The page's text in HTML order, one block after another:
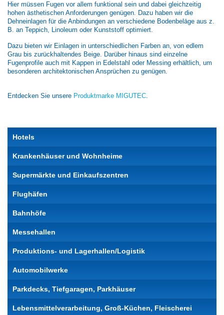
Hier müssen Fugen vor allem funktional sein und dabei gleichzeitig
hohen ästhetischen Anforderungen genügen. Dazu haben wir die
Dehneinlagen für die Anbindungen an verschiedene Bodenbeläge aus z.
B. an Teppich, Linoleum oder Kunststoff optimiert.
Dazu bieten wir Einlagen in unterschiedlichen Farben an, von edlem
Grau bis zurückhaltendes Beige. Darüber hinaus sind einzelne
Fugenprofile auch mit Kappen in Edelstahl oder Messing erhältlich, um
besonderen architektonischen Ansprüchen zu genügen.
Entdecken Sie unsere Produktmarke MIGUTEC.
Hotels
Krankenhäuser und Wohnheime
Supermärkte und Einkaufszentren
Flughäfen
Bahnhöfe
Messehallen
Produktions- und Lagerhallen/Logistik
Automobilwerke
Parkdecks, Tiefgaragen, Parkhäuser
Lebensmittelverarbeitung, Groß-Küchen, Fleischerei